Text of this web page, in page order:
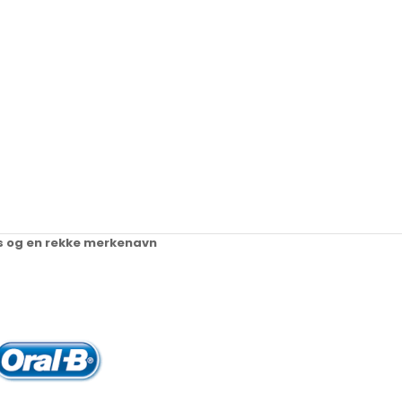
og en rekke merkenavn